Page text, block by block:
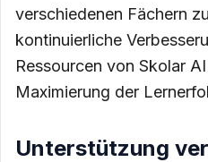
verschiedenen Fächern
kontinuierliche
Ressourcen von Skolar
Maximierung der
Unterstützung